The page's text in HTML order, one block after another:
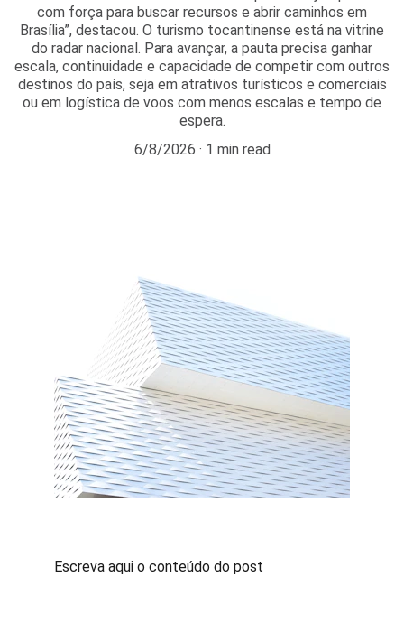
com força para buscar recursos e abrir caminhos em
Brasília”, destacou. O turismo tocantinense está na vitrine
do radar nacional. Para avançar, a pauta precisa ganhar
escala, continuidade e capacidade de competir com outros
destinos do país, seja em atrativos turísticos e comerciais
ou em logística de voos com menos escalas e tempo de
espera.
6/8/2026
1 min read
Escreva aqui o conteúdo do post